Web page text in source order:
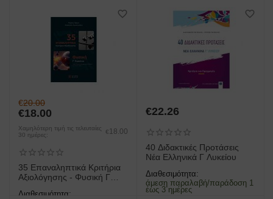
€20.00
€18.00
Χαμηλότερη τιμή τις τελευταίες
30 ημέρες:
€ 18.00
35 Επαναληπτικά Κριτήρια
Αξιολόγησης - Φυσική Γ
Διαθεσιμότητα:
€22.26
40 Διδακτικές Προτάσεις
Νέα Ελληνικά Γ Λυκείου
Διαθεσιμότητα:
άμεση παραλαβή/παράδοση 1
έως 3 ημέρες